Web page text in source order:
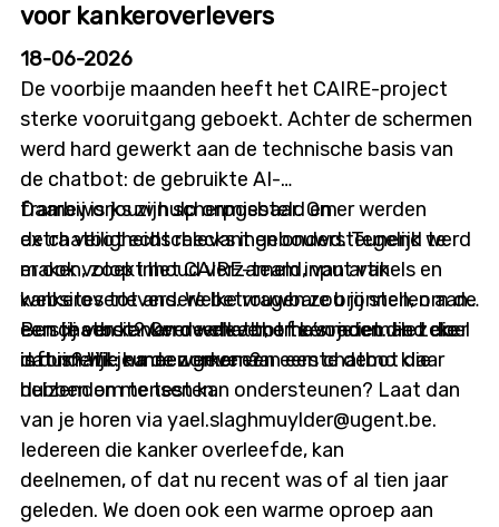
details en krijg je de kans om je vragen te stellen.
Details infosessie: Datum: donderdag 9 juli 2026
Tijdstip: 12u00 tot 12u45 Locatie: online
voor kankeroverlevers
18-06-2026
De voorbije maanden heeft het CAIRE-project
sterke vooruitgang geboekt. Achter de schermen
werd hard gewerkt aan de technische basis van
de chatbot: de gebruikte AI-
frameworks zijn scherpgesteld en er werden
extra veiligheidschecks ingebouwd. Tegelijk werd
er ook volop inhoud verzameld, van artikels en
websites tot andere betrouwbare bronnen, om de
eerste versie van de chatbot te voeden. Het doel
is duidelijk: na de zomer een eerste demo klaar
hebben om te testen.
Daarbij is jouw hulp onmisbaar. Om
de chatbot echt relevant en ondersteunend te
maken, zoekt het CAIRE-team input van
kankeroverlevers. Welke vragen zou jij stellen aan
een chatbot? Over welke thema’s moet die zeker
informatie kunnen geven?
Ben jij een kankeroverlever, of ken je iemand die
dat is? Wil je meewerken aan een chatbot die
duizenden mensen kan ondersteunen? Laat dan
van je horen via yael.slaghmuylder@ugent.be.
Iedereen die kanker overleefde, kan
deelnemen, of dat nu recent was of al tien jaar
geleden. We doen ook een warme oproep aan